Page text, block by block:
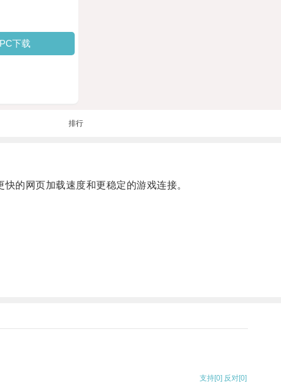
PC下载
排行
的网页加载速度和更稳定的游戏连接。
支持[0] 反对[0]